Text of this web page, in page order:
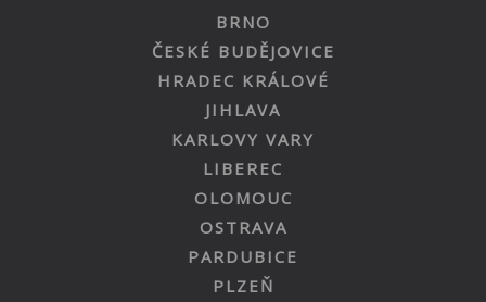
BRNO
ČESKÉ BUDĚJOVICE
HRADEC KRÁLOVÉ
JIHLAVA
KARLOVY VARY
LIBEREC
OLOMOUC
OSTRAVA
PARDUBICE
PLZEŇ